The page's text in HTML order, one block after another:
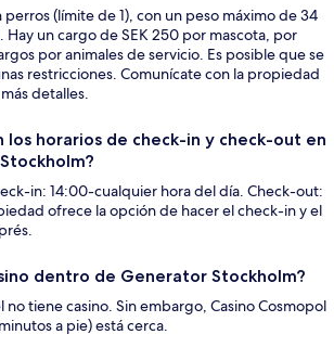
perros (límite de 1), con un peso máximo de 34
Hay un cargo de SEK 250 por mascota, por
por animales de servicio. Es posible que se
restricciones. Comunícate con la propiedad
detalles.
los horarios de check-in y check-out en
in: 14:00-cualquier hora del día. Check-out:
ofrece la opción de hacer el check-in y el
dentro de Generator Stockholm?
no tiene casino. Sin embargo, Casino Cosmopol
a pie) está cerca.